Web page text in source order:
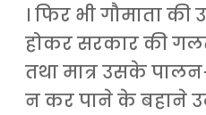
। फिर भी गौमाता की
होकर सरकार की
तथा मात्र उसके
न कर पाने के बहाने